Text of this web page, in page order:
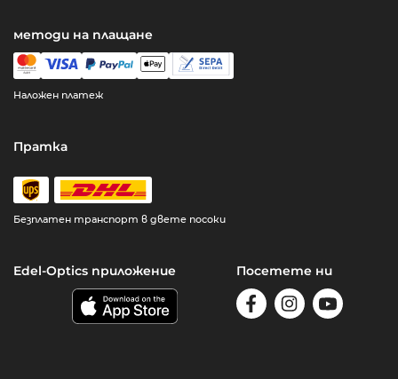
методи на плащане
Наложен платеж
Пратка
Безплатен транспорт в двете посоки
Edel-Optics приложение Посетете ни